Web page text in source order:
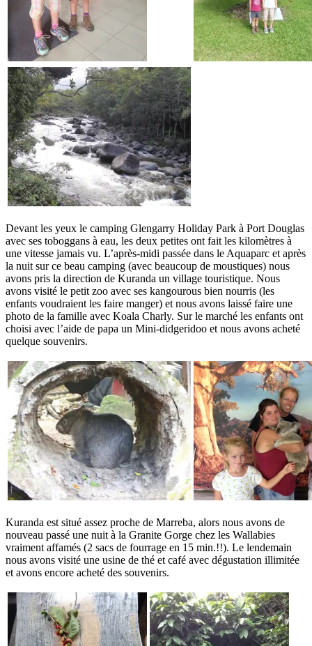
Devant les yeux le camping Glengarry Holiday Park à Port Douglas
avec ses toboggans à eau, les deux petites ont fait les kilomètres à
une vitesse jamais vu. L’après-midi passée dans le Aquaparc et après
la nuit sur ce beau camping (avec beaucoup de moustiques) nous
avons pris la direction de Kuranda un village touristique. Nous
avons visité le petit zoo avec ses kangourous bien nourris (les
enfants voudraient les faire manger) et nous avons laissé faire une
photo de la famille avec Koala Charly. Sur le marché les enfants ont
choisi avec l’aide de papa un Mini-didgeridoo et nous avons acheté
quelque souvenirs.
Kuranda est situé assez proche de Marreba, alors nous avons de
nouveau passé une nuit à la Granite Gorge chez les Wallabies
vraiment affamés (2 sacs de fourrage en 15 min.!!). Le lendemain
nous avons visité une usine de thé et café avec dégustation illimitée
et avons encore acheté des souvenirs.